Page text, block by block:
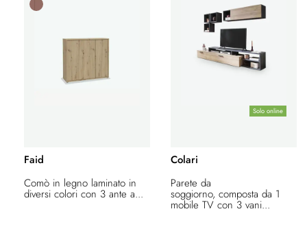
Faid
Comò in legno laminato in
diversi colori con 3 ante a...
Solo online
Colari
Parete da
soggiorno, composta da 1
mobile TV con 3 vani...